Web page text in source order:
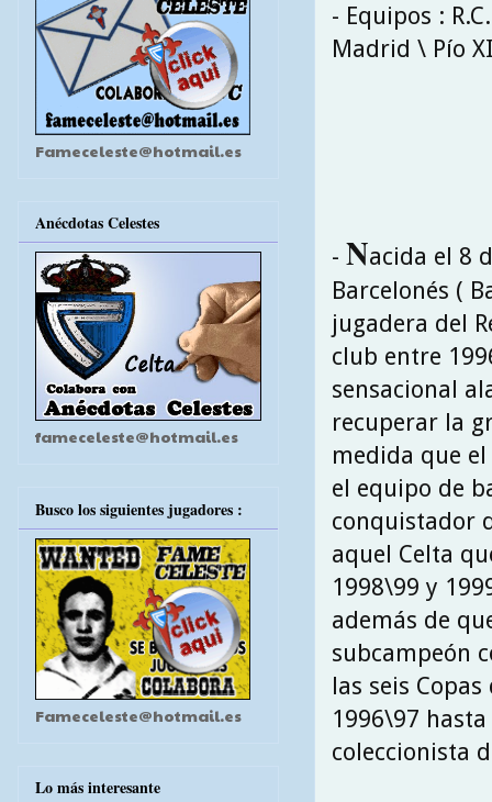
- Equipos :
Madrid \ Pío
- Nacida el 8
Barcelonés (
jugadera del
club entre
sensacional
recuperar la
medida que
el equipo de
conquistador
aquel Celta
1998\99 y
además de
subcampeón
las seis
1996\97
coleccionista
Fameceleste@hotmail.es
Anécdotas Celestes
fameceleste@hotmail.es
Busco los siguientes jugadores :
Fameceleste@hotmail.es
Lo más interesante